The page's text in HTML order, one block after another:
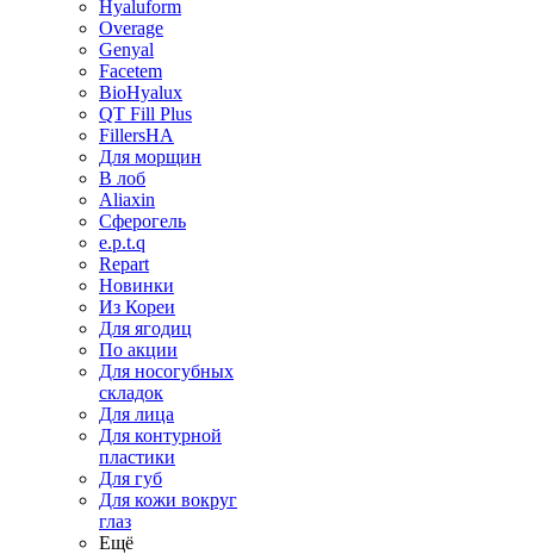
Hyaluform
Overage
Genyal
Facetem
BioHyalux
QT Fill Plus
FillersHA
Для морщин
В лоб
Aliaxin
Сферогель
e.p.t.q
Repart
Новинки
Из Кореи
Для ягодиц
По акции
Для носогубных
складок
Для лица
Для контурной
пластики
Для губ
Для кожи вокруг
глаз
Ещё